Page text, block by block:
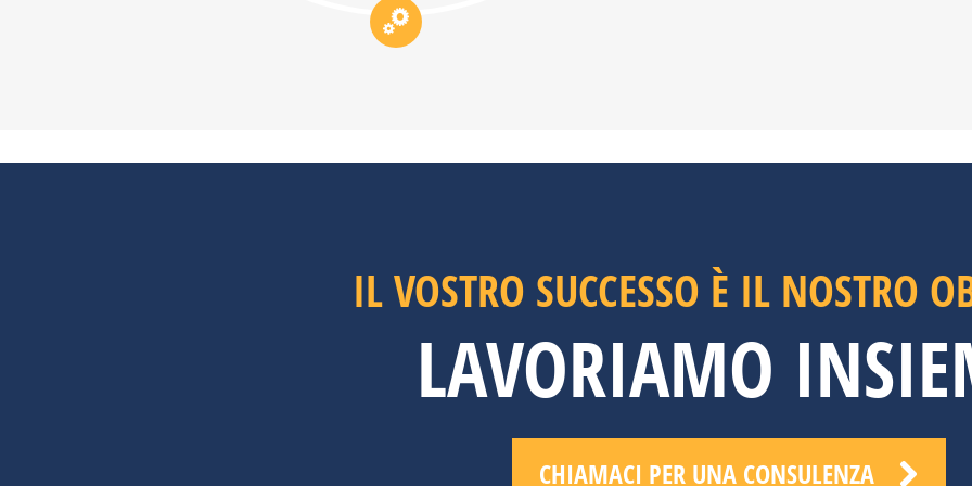
IL VOSTRO SUCCESSO È IL NOSTRO
LAVORIAMO
CHIAMACI PER UNA CONSULENZA